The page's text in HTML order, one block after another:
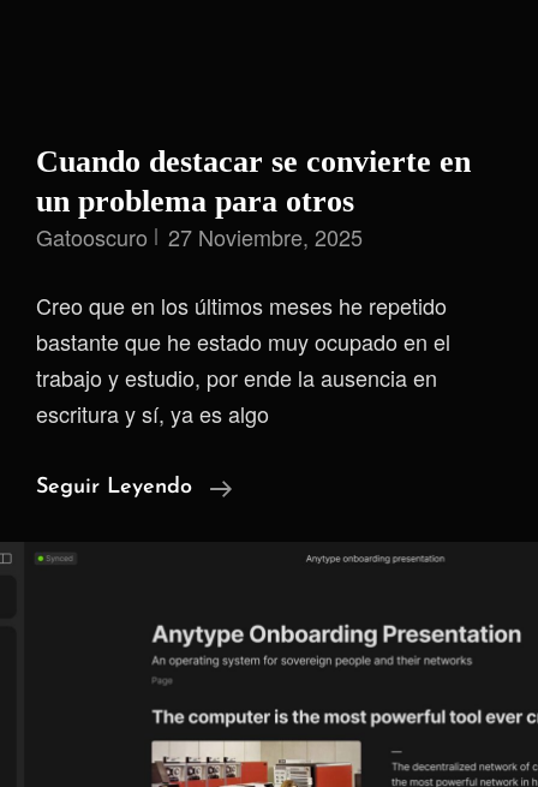
Cuando destacar se convierte en
un problema para otros
Gatooscuro 27 Noviembre, 2025
Creo que en los últimos meses he repetido
bastante que he estado muy ocupado en el
trabajo y estudio, por ende la ausencia en
escritura y sí, ya es algo
Seguir Leyendo
Cuando
En
Un
Para
Otros